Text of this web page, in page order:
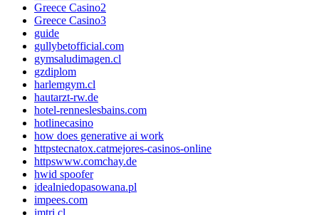
Greece Casino2
Greece Casino3
guide
gullybetofficial.com
gymsaludimagen.cl
gzdiplom
harlemgym.cl
hautarzt-rw.de
hotel-renneslesbains.com
hotlinecasino
how does generative ai work
httpstecnatox.catmejores-casinos-online
httpswww.comchay.de
hwid spoofer
idealniedopasowana.pl
impees.com